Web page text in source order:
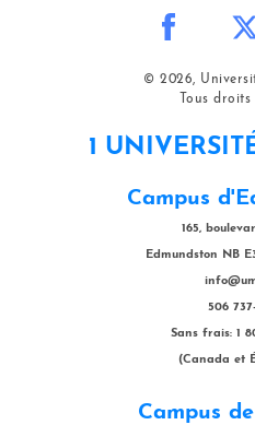
© 2026,
Tous
1
Campus
165,
Edmundston NB
506
Sans frais: 1
(Canada et
Campus